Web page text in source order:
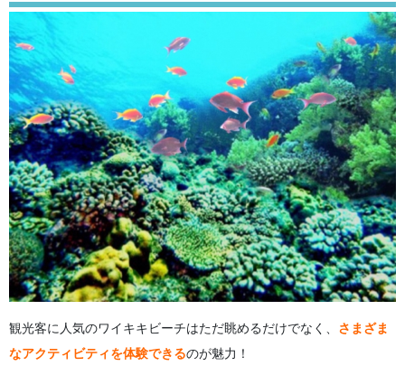
観光客に人気のワイキキビーチはただ眺めるだけでなく、 さまざま
なアクティビティを体験できるのが魅力！